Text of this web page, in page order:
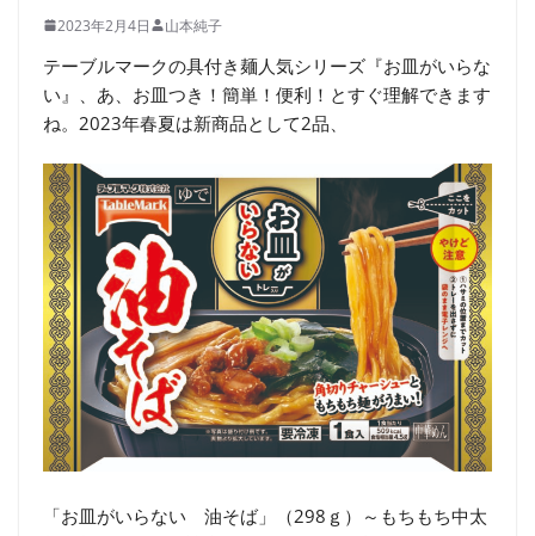
2023年2月4日 山本純子
テーブルマークの具付き麺人気シリーズ『お皿がいらな
い』、あ、お皿つき！簡単！便利！とすぐ理解できます
ね。2023年春夏は新商品として2品、
「お皿がいらない 油そば」（298ｇ）～もちもち中太